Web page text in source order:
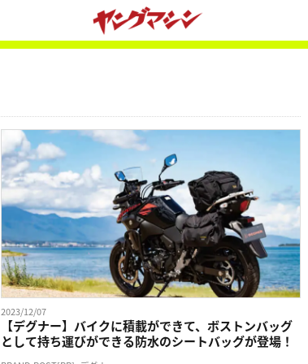
2023/12/07
【デグナー】バイクに積載ができて、ボストンバッグ
として持ち運びができる防水のシートバッグが登場！